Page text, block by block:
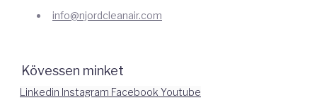
info@njordcleanair.com
Kövessen minket
Linkedin Instagram Facebook Youtube